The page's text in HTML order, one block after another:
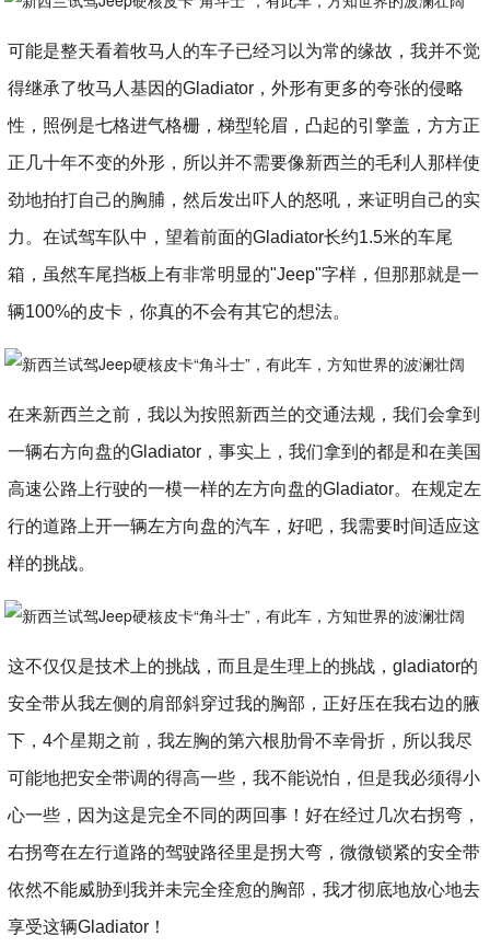
可能是整天看着牧马人的车子已经习以为常的缘故，我并不觉
得继承了牧马人基因的Gladiator，外形有更多的夸张的侵略
性，照例是七格进气格栅，梯型轮眉，凸起的引擎盖，方方正
正几十年不变的外形，所以并不需要像新西兰的毛利人那样使
劲地拍打自己的胸脯，然后发出吓人的怒吼，来证明自己的实
力。在试驾车队中，望着前面的Gladiator长约1.5米的车尾
箱，虽然车尾挡板上有非常明显的"Jeep"字样，但那那就是一
辆100%的皮卡，你真的不会有其它的想法。
在来新西兰之前，我以为按照新西兰的交通法规，我们会拿到
一辆右方向盘的Gladiator，事实上，我们拿到的都是和在美国
高速公路上行驶的一模一样的左方向盘的Gladiator。在规定左
行的道路上开一辆左方向盘的汽车，好吧，我需要时间适应这
样的挑战。
这不仅仅是技术上的挑战，而且是生理上的挑战，gladiator的
安全带从我左侧的肩部斜穿过我的胸部，正好压在我右边的腋
下，4个星期之前，我左胸的第六根肋骨不幸骨折，所以我尽
可能地把安全带调的得高一些，我不能说怕，但是我必须得小
心一些，因为这是完全不同的两回事！好在经过几次右拐弯，
右拐弯在左行道路的驾驶路径里是拐大弯，微微锁紧的安全带
依然不能威胁到我并未完全痊愈的胸部，我才彻底地放心地去
享受这辆Gladiator！